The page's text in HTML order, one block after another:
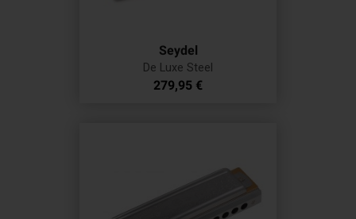
Seydel
De Luxe Steel
Prix
279,95 €